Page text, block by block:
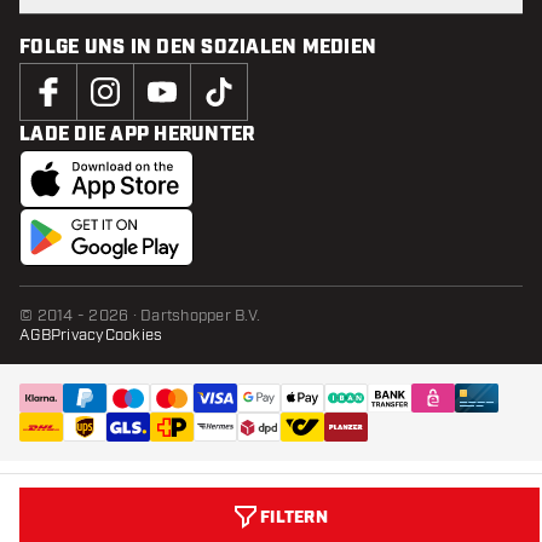
FILTERN
FOLGE UNS IN DEN SOZIALEN MEDIEN
LADE DIE APP HERUNTER
© 2014 - 2026 · Dartshopper B.V.
AGBPrivacyCookies